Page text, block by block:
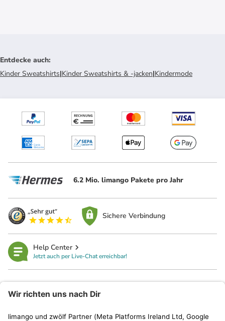
Entdecke auch:
Kinder Sweatshirts|Kinder Sweatshirts & -jacken|Kindermode
6.2 Mio. limango Pakete pro Jahr
Sichere Verbindung
Help Center
Jetzt auch per Live-Chat erreichbar!